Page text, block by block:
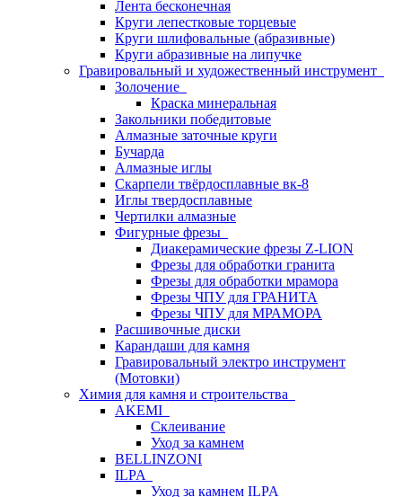
Лента бесконечная
Круги лепестковые торцевые
Круги шлифовальные (абразивные)
Круги абразивные на липучке
Гравировальный и художественный инструмент
Золочение
Краска минеральная
Закольники победитовые
Алмазные заточные круги
Бучарда
Алмазные иглы
Скарпели твёрдосплавные вк-8
Иглы твердосплавные
Чертилки алмазные
Фигурные фрезы
Диакерамические фрезы Z-LION
Фрезы для обработки гранита
Фрезы для обработки мрамора
Фрезы ЧПУ для ГРАНИТА
Фрезы ЧПУ для МРАМОРА
Расшивочные диски
Карандаши для камня
Гравировальный электро инструмент
(Мотовки)
Химия для камня и строительства
AKEMI
Склеивание
Уход за камнем
BELLINZONI
ILPA
Уход за камнем ILPA